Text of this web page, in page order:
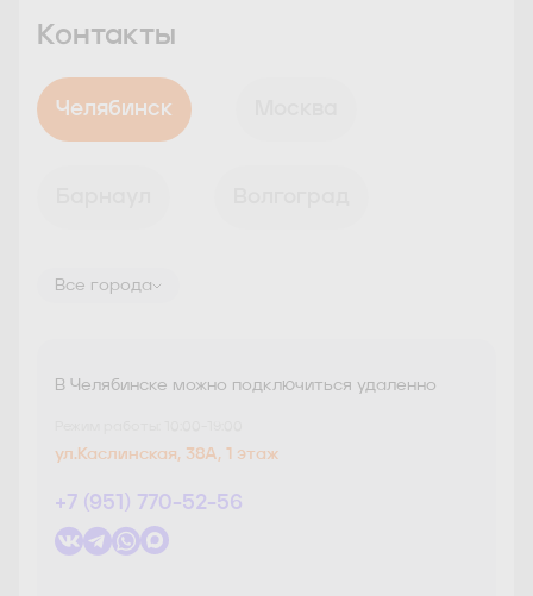
Контакты
Челябинск
Волжский
Дзержинск
Иркутск Казань
Копейск
Все города
В Челябинске можно подключиться удаленно
ул.Каслинская, 38А, 1 этаж
+7 (951) 770-52-56